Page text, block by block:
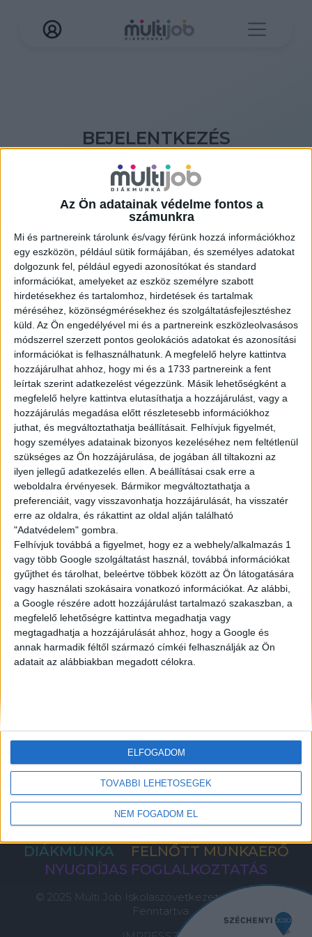
Az Ön adatainak védelme fontos a
számunkra
Mi és partnereink tárolunk és/vagy férünk hozzá információkhoz
egy eszközön, például sütik formájában, és személyes adatokat
dolgozunk fel, például egyedi azonosítókat és standard
információkat, amelyeket az eszköz személyre szabott
hirdetésekhez és tartalomhoz, hirdetések és tartalmak
méréséhez, közönségmérésekhez és szolgáltatásfejlesztéshez
küld. Az Ön engedélyével mi és a partnereink eszközleolvasásos
módszerrel szerzett pontos geolokációs adatokat és azonosítási
információkat is felhasználhatunk. A megfelelő helyre kattintva
hozzájárulhat ahhoz, hogy mi és a 1733 partnereink a fent
leírtak szerint adatkezelést végezzünk. Másik lehetőségként a
megfelelő helyre kattintva elutasíthatja a hozzájárulást, vagy a
hozzájárulás megadása előtt részletesebb információkhoz
juthat, és megváltoztathatja beállításait. Felhívjuk figyelmét,
hogy személyes adatainak bizonyos kezeléséhez nem feltétlenül
szükséges az Ön hozzájárulása, de jogában áll tiltakozni az
ilyen jellegű adatkezelés ellen. A beállításai csak erre a
weboldalra érvényesek. Bármikor megváltoztathatja a
preferenciáit, vagy visszavonhatja hozzájárulását, ha visszatér
erre az oldalra, és rákattint az oldal alján található
"Adatvédelem" gombra.
Felhívjuk továbbá a figyelmet, hogy ez a webhely/alkalmazás 1
vagy több Google szolgáltatást használ, továbbá információkat
gyűjthet és tárolhat, beleértve többek között az Ön látogatására
vagy használati szokásaira vonatkozó információkat. Az alábbi,
a Google részére adott hozzájárulást tartalmazó szakaszban, a
megfelelő lehetőségre kattintva megadhatja vagy
megtagadhatja a hozzájárulását ahhoz, hogy a Google és
annak harmadik féltől származó címkéi felhasználják az Ön
adatait az alábbiakban megadott célokra.
TOVÁBBI LEHETŐSÉGEK
NEM FOGADOM EL
ELFOGADOM
BEJELENTKEZÉS
További funkciók eléréséhez jelentkezz be Multi
Job fiókodba!
Ha még nincs fiókod, akkoritt tudsz létrehozni
BEJELENTKEZÉS
ÚJ FIÓK
Elfelejtetted a jelszavad?
KERESÉS A DIÁKMUNKÁK KÖZÖTT
A MUNKAVÁLLALÁS FELTÉTELEI
INFORMÁCIÓ A CÉGEKNEK
CÉGES BEJELENTKEZÉS
KAPCSOLAT
PÁLYÁZAT
GY.I.K.
DIÁKMUNKA
FELNŐTT MUNKAERŐ
NYUGDÍJAS FOGLALKOZTATÁS
© 2025 Multi Job Iskolaszövetkezet, Minden Jog
Fenntartva